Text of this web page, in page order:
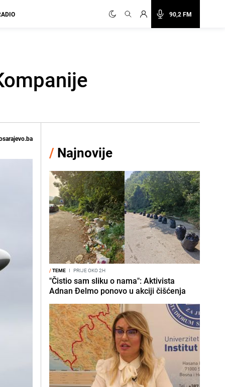
90,2 FM
/ Najnovije
/TEME I PRIJE OKO 2H
"Čistio sam sliku o nama": Aktivista
Adnan Đelmo ponovo u akciji čišćenja